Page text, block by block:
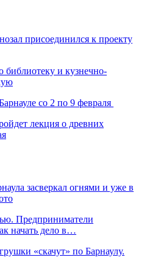
присоединился к проекту
библиотеку и кузнечно-
со 2 по 9 февраля
лекция о древних
засверкал огнями и уже в
Предприниматели
начать дело в…
«скачут» по Барнаулу.